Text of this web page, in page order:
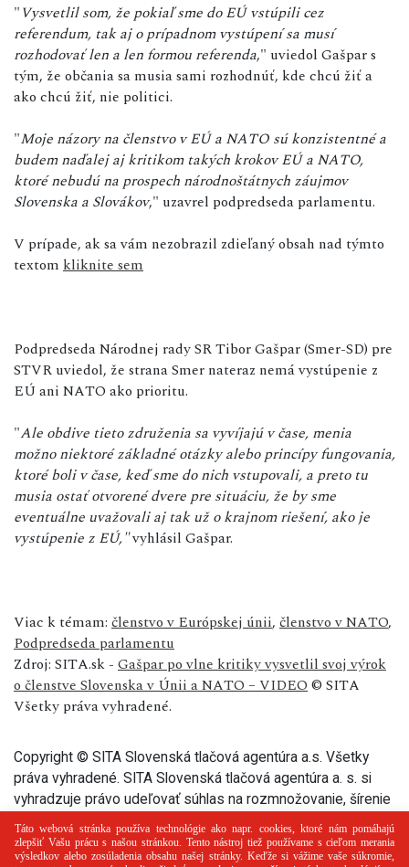
"Vysvetlil som, že pokiaľ sme do EÚ vstúpili cez
referendum, tak aj o prípadnom vystúpení sa musí
rozhodovať len a len formou referenda," uviedol Gašpar s
tým, že občania sa musia sami rozhodnúť, kde chcú žiť a
ako chcú žiť, nie politici.
"Moje názory na členstvo v EÚ a NATO sú konzistentné a
budem naďalej aj kritikom takých krokov EÚ a NATO,
ktoré nebudú na prospech národnoštátnych záujmov
Slovenska a Slovákov," uzavrel podpredseda parlamentu.
V prípade, ak sa vám nezobrazil zdieľaný obsah nad týmto
textom kliknite sem
Podpredseda Národnej rady SR Tibor Gašpar (Smer-SD) pre
STVR uviedol, že strana Smer nateraz nemá vystúpenie z
EÚ ani NATO ako prioritu.
"Ale obdive tieto združenia sa vyvíjajú v čase, menia
možno niektoré základné otázky alebo princípy fungovania,
ktoré boli v čase, keď sme do nich vstupovali, a preto tu
musia ostať otvorené dvere pre situáciu, že by sme
eventuálne uvažovali aj tak už o krajnom riešení, ako je
vystúpenie z EÚ,"vyhlásil Gašpar.
Viac k témam: členstvo v Európskej únii, členstvo v NATO,
Podpredseda parlamentu
Zdroj: SITA.sk - Gašpar po vlne kritiky vysvetlil svoj výrok
o členstve Slovenska v Únii a NATO – VIDEO © SITA
Všetky práva vyhradené.
Copyright © SITA Slovenská tlačová agentúra a.s. Všetky
práva vyhradené. SITA Slovenská tlačová agentúra a. s. si
vyhradzuje právo udeľovať súhlas na rozmnožovanie, šírenie